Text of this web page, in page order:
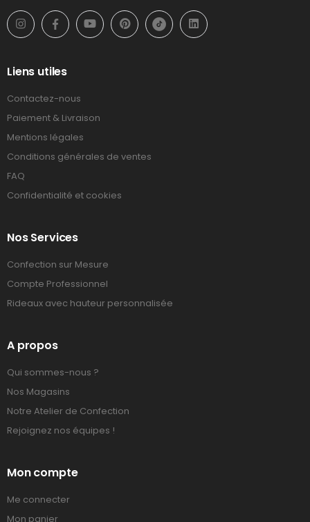
Liens utiles
Contactez-nous
Paiement & Livraison
Mentions légales
Conditions générales de ventes
FAQ
Confidentialité et cookies
Nos Services
Confection sur Mesure
Compte Professionnel
Rideaux avec hauteur personnalisée
A propos
Qui sommes-nous ?
Nos Magasins
Notre Atelier de Confection
Rejoignez nos équipes !
Mon compte
Me connecter
Mon panier